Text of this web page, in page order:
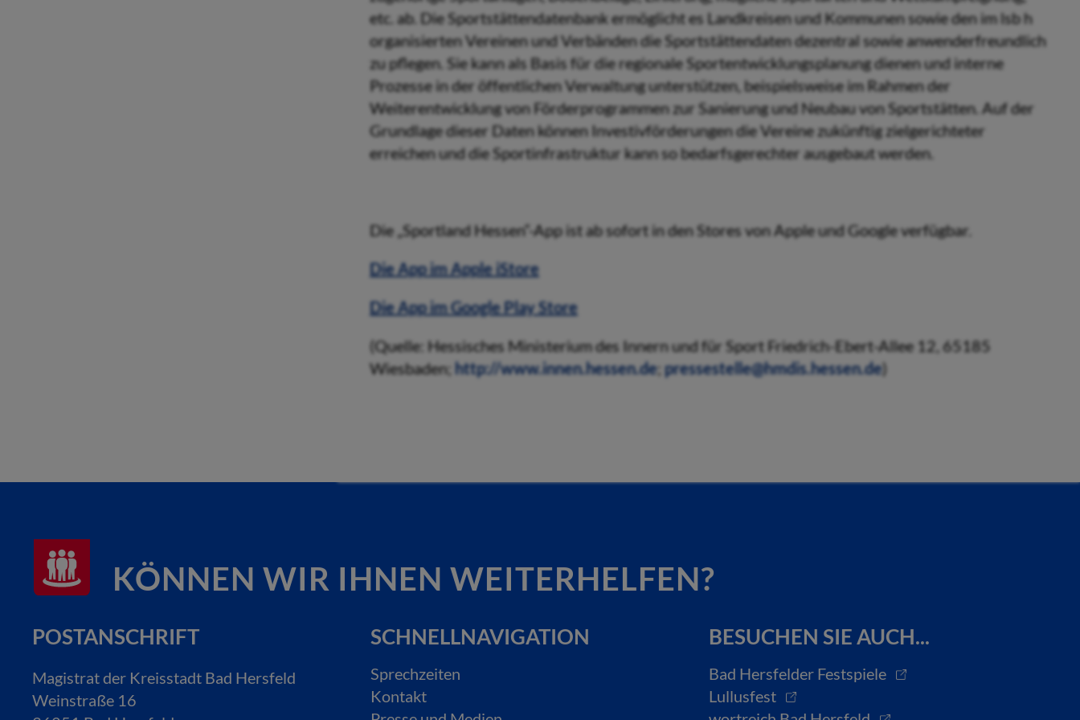
etc. ab. Die Sportstättendatenbank ermöglicht es Landkreisen und Kommunen sowie den im lsb h
organisierten Vereinen und Verbänden die Sportstättendaten dezentral sowie anwenderfreundlich
zu pflegen. Sie kann als Basis für die regionale Sportentwicklungsplanung dienen und interne
Prozesse in der öffentlichen Verwaltung unterstützen, beispielsweise im Rahmen der
Weiterentwicklung von Förderprogrammen zur Sanierung und Neubau von Sportstätten. Auf der
Grundlage dieser Daten können Investivförderungen die Vereine zukünftig zielgerichteter
erreichen und die Sportinfrastruktur kann so bedarfsgerechter ausgebaut werden.
Die „Sportland Hessen“-App ist ab sofort in den Stores von Apple und Google verfügbar.
Die App im Apple iStore
Die App im Google Play Store
(Quelle: Hessisches Ministerium des Innern und für Sport Friedrich-Ebert-Allee 12, 65185
Wiesbaden; http://www.innen.hessen.de;pressestelle@hmdis.hessen.de)
KÖNNEN WIR IHNEN WEITERHELFEN?
POSTANSCHRIFT
Magistrat der Kreisstadt Bad Hersfeld
Weinstraße 16
SCHNELLNAVIGATION
Sprechzeiten
Kontakt
BESUCHEN SIE AUCH...
Bad Hersfelder Festspiele
Lullusfest